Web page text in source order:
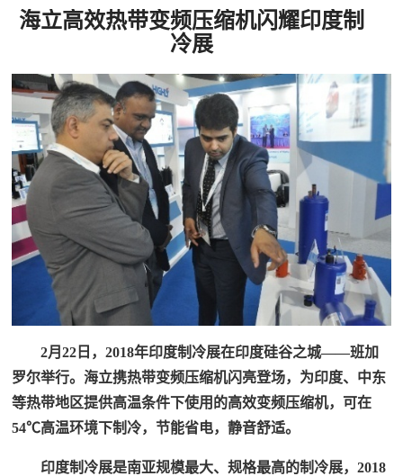
海立高效热带变频压缩机闪耀印度制
冷展
2月22日，2018年印度制冷展在印度硅谷之城——班加
罗尔举行。海立携热带变频压缩机闪亮登场，为印度、中东
等热带地区提供高温条件下使用的高效变频压缩机，可在
54℃高温环境下制冷，节能省电，静音舒适。
印度制冷展是南亚规模最大、规格最高的制冷展，2018